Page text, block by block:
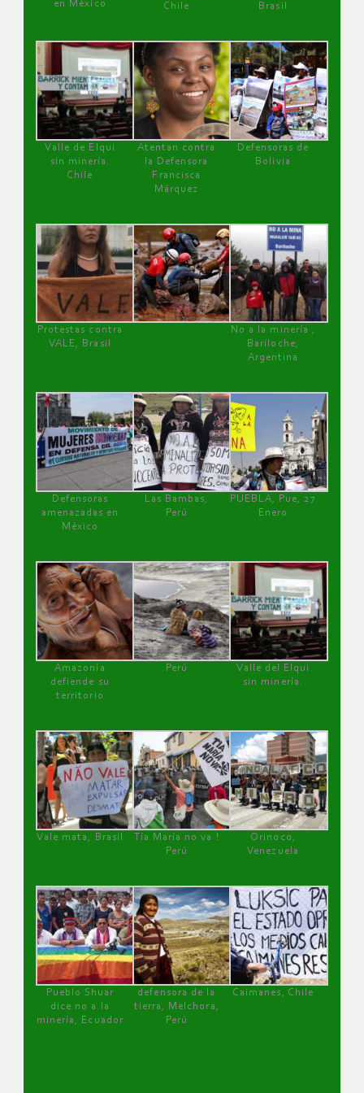
en México
Chile
Brasil
Valle de Elqui
sin minería.
Chile
Atentan contra
la Defensora
Francisca
Márquez
Defensoras de
Bolivia
Protestas contra
VALE, Brasil
No a la minería ,
Bariloche,
Argentina
Defensoras
amenazadas en
México
Las Bambas,
Perú
PUEBLA, Pue, 27
Enero
Amazonía
defiende su
territorio
Perú
Valle del Elqui
sin minería.
Vale mata, Brasil
Tía María no va !
Perú
Orinoco,
Venezuela
Pueblo Shuar
dice no a la
minería, Ecuador
defensora de la
tierra, Melchora,
Perú
Caimanes, Chile